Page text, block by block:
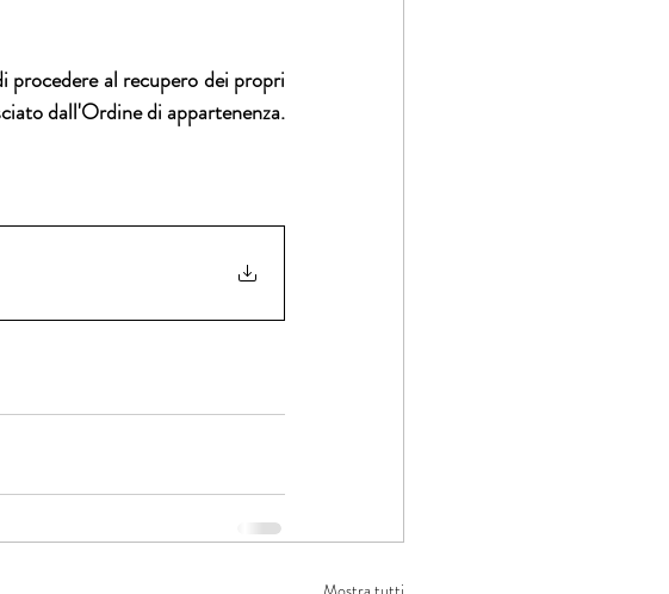
al recupero dei propri
dall'Ordine di appartenenza.